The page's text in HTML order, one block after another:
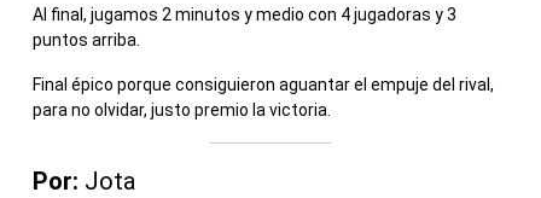
Al final, jugamos 2 minutos y medio con 4 jugadoras y 3
puntos arriba.
Final épico porque consiguieron aguantar el empuje del rival,
para no olvidar, justo premio la victoria.
Por: Jota